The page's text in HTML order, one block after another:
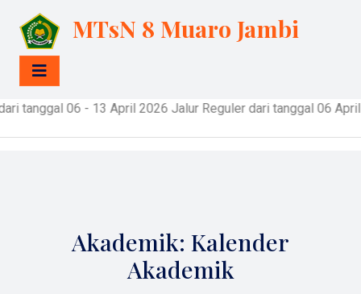
MTsN 8 Muaro Jambi
April 2026 Jalur Reguler dari tanggal 06 April -
Akademik: Kalender
Akademik